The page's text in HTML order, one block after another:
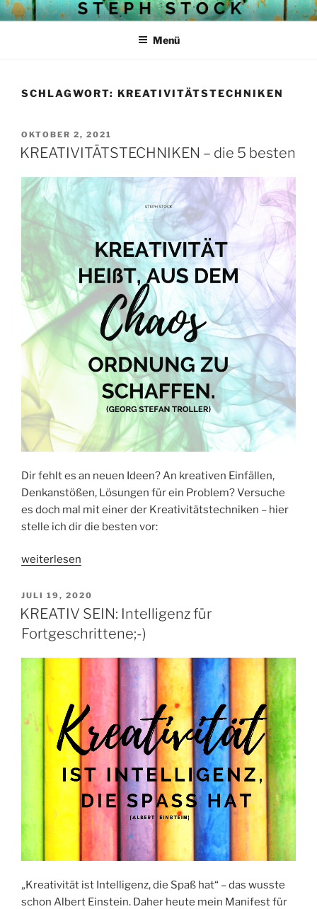
Zum
InhaltSTEPH STOCKS BLOG
Struktur mit Herz
Menü
SCHLAGWORT: KREATIVITÄTSTECHNIKEN
VERÖFFENTLICHT
AM
OKTOBER 2, 2021
KREATIVITÄTSTECHNIKEN – die 5 besten
Dir fehlt es an neuen Ideen? An kreativen Einfällen,
Denkanstößen, Lösungen für ein Problem? Versuche
es doch mal mit einer der Kreativitätstechniken – hier
stelle ich dir die besten vor:
„KREATIVITÄTSTECHNIKEN
die
5
besten“
weiterlesen
VERÖFFENTLICHT
AM
JULI 19, 2020
KREATIV SEIN: Intelligenz für
Fortgeschrittene;-)
„Kreativität ist Intelligenz, die Spaß hat“ – das wusste
schon Albert Einstein. Daher heute mein Manifest für